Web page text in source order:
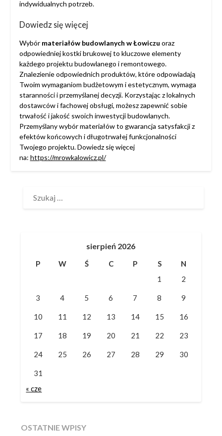
indywidualnych potrzeb.
Dowiedz się więcej
Wybórmateriałów budowlanych w Łowiczu oraz
odpowiedniej kostki brukowej to kluczowe elementy
każdego projektu budowlanego i remontowego.
Znalezienie odpowiednich produktów, które odpowiadają
Twoim wymaganiom budżetowym i estetycznym, wymaga
staranności i przemyślanej decyzji. Korzystając z lokalnych
dostawców i fachowej obsługi, możesz zapewnić sobie
trwałość i jakość swoich inwestycji budowlanych.
Przemyślany wybór materiałów to gwarancja satysfakcji z
efektów końcowych i długotrwałej funkcjonalności
Twojego projektu. Dowiedz się więcej
na: https://mrowkalowicz.pl/
sierpień 2026
P W Ś C P S
N
1
2
3 4 5 6 7 8 9
10 11 12 13 14 15 16
17 18 19 20 21 22 23
24 25 26 27 28 29 30
31
« cze
OSTATNIE WPISY